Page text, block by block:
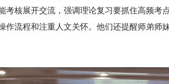
考核展开交流，强调理论复习要抓住高频
作流程和注重人文关怀。他们还提醒师弟